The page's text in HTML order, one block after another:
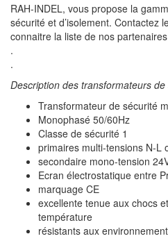
RAH-INDEL, vous propose la
sécurité et d’isolement. Contactez
connaitre la liste de nos
.
.
Description des transformateurs de
Transformateur de sécurité
Monophasé 50/60Hz
Classe de sécurité 1
primaires multi-tensions N-L
secondaire mono-tension
Ecran électrostatique entre
marquage CE
excellente tenue aux chocs
température
résistants aux